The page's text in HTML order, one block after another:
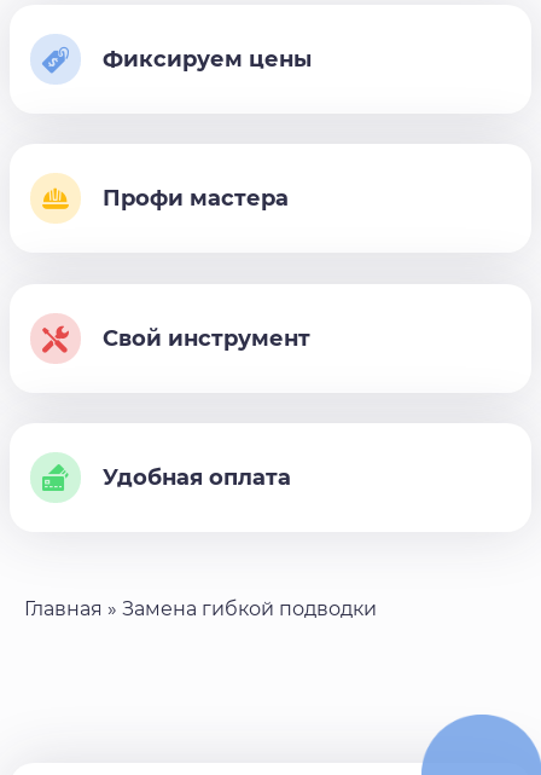
Фиксируем цены
Профи мастера
Свой инструмент
Удобная оплата
Главная » Замена гибкой подводки